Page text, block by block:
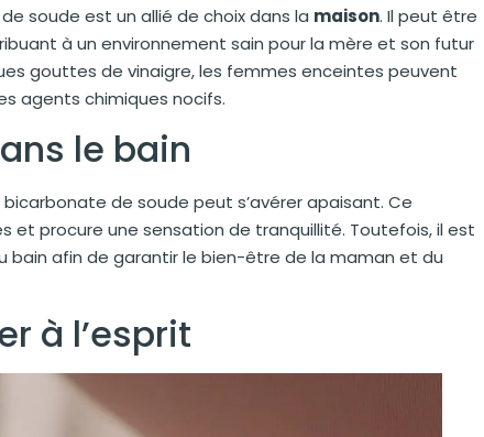
soude est un allié de choix dans la maison. Il peut être
à un environnement sain pour la mère et son futur
gouttes de vinaigre, les femmes enceintes peuvent
agents chimiques nocifs.
le bain
de soude peut s’avérer apaisant. Ce
et procure une sensation de tranquillité. Toutefois, il est
bain afin de garantir le bien-être de la maman et du
à l’esprit